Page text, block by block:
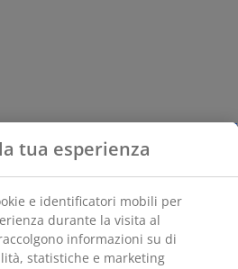
tua esperienza
e identificatori mobili per
durante la visita al
informazioni su di
statistiche e marketing